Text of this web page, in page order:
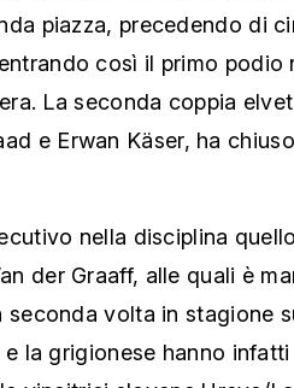
piazza, precedendo di
così il primo podio
La seconda coppia
e Erwan Käser, ha chiuso
nella disciplina quello
der Graaff, alle quali è
volta in stagione
la grigionese hanno infatti